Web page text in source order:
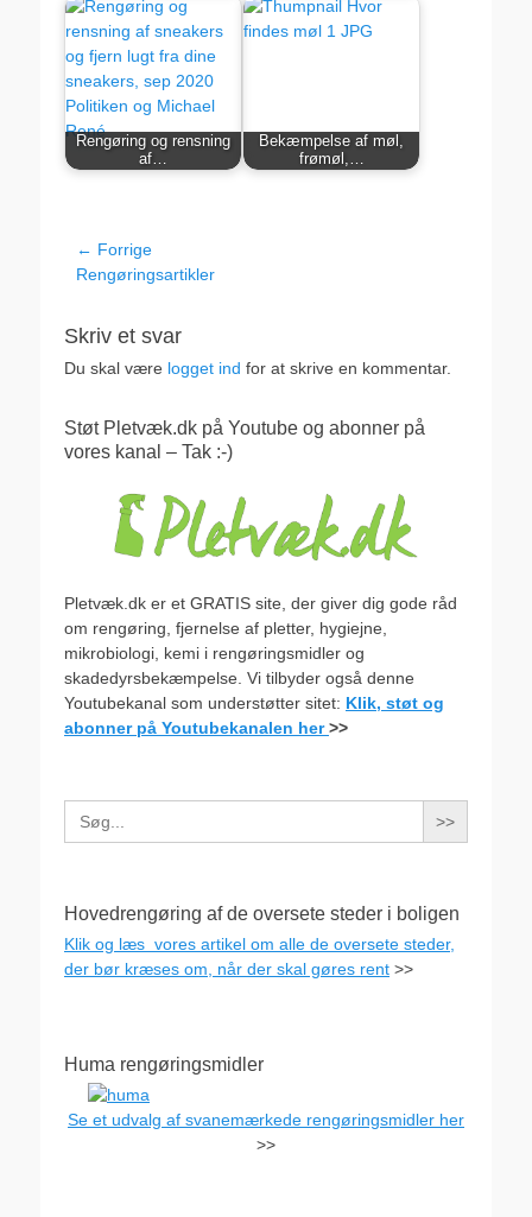
Rengøring og rensning
af…
Bekæmpelse af møl,
frømøl,…
Indlægsnavigation
← Forrige
Forrige
Rengøringsartikler
Skriv et svar
Du skal være logget ind for at skrive en kommentar.
Støt Pletvæk.dk på Youtube og abonner på
vores kanal – Tak :-)
Pletvæk.dk er et GRATIS site, der giver dig gode råd
om rengøring, fjernelse af pletter, hygiejne,
mikrobiologi, kemi i rengøringsmidler og
skadedyrsbekæmpelse. Vi tilbyder også denne
Youtubekanal som understøtter sitet: Klik, støt og
abonner på Youtubekanalen her>>
Search
for:
Hovedrengøring af de oversete steder i boligen
Klik og læs vores artikel om alle de oversete steder,
der bør kræses om, når der skal gøres rent >>
Huma rengøringsmidler
Se et udvalg af svanemærkede rengøringsmidler her
>>